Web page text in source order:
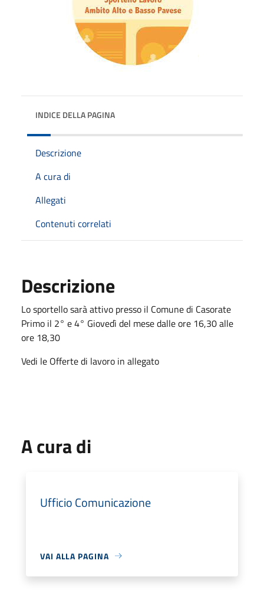
INDICE DELLA PAGINA
Descrizione
A cura di
Allegati
Contenuti correlati
Descrizione
Lo sportello sarà attivo presso il Comune di Casorate
Primo il 2° e 4° Giovedì del mese dalle ore 16,30 alle
ore 18,30
Vedi le Offerte di lavoro in allegato
A cura di
Ufficio Comunicazione
VAI ALLA PAGINA